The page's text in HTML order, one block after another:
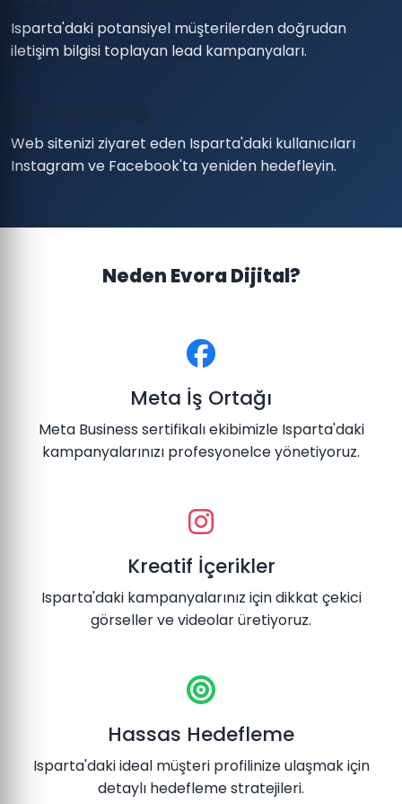
Isparta'daki potansiyel müşterilerden doğrudan
iletişim bilgisi toplayan lead kampanyaları.
Web sitenizi ziyaret eden Isparta'daki kullanıcıları
Instagram ve Facebook'ta yeniden hedefleyin.
Neden Evora Dijital?
Meta İş Ortağı
Meta Business sertifikalı ekibimizle Isparta'daki
kampanyalarınızı profesyonelce yönetiyoruz.
Kreatif İçerikler
Isparta'daki kampanyalarınız için dikkat çekici
görseller ve videolar üretiyoruz.
Hassas Hedefleme
Isparta'daki ideal müşteri profilinize ulaşmak için
detaylı hedefleme stratejileri.